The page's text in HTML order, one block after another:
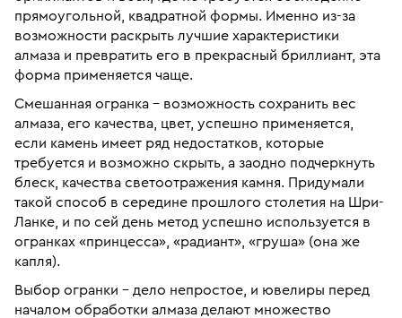
прямоугольной, квадратной формы. Именно из-за
возможности раскрыть лучшие характеристики
алмаза и превратить его в прекрасный бриллиант, эта
форма применяется чаще.
Смешанная огранка – возможность сохранить вес
алмаза, его качества, цвет, успешно применяется,
если камень имеет ряд недостатков, которые
требуется и возможно скрыть, а заодно подчеркнуть
блеск, качества светоотражения камня. Придумали
такой способ в середине прошлого столетия на Шри-
Ланке, и по сей день метод успешно используется в
огранках «принцесса», «радиант», «груша» (она же
капля).
Выбор огранки – дело непростое, и ювелиры перед
началом обработки алмаза делают множество